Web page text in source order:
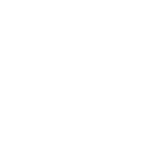
«El
pone esa
abordar los
el principio, con
han vuelto a